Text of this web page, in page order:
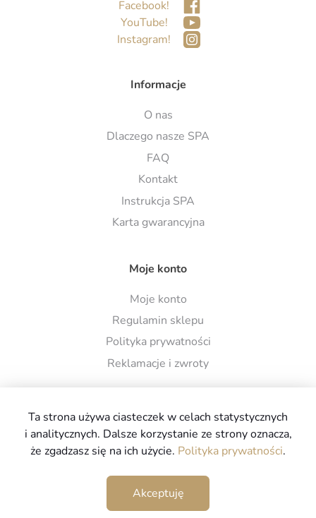
Facebook!
YouTube!
Instagram!
Informacje
O nas
Dlaczego nasze SPA
FAQ
Kontakt
Instrukcja SPA
Karta gwarancyjna
Moje konto
Moje konto
Regulamin sklepu
Polityka prywatności
Reklamacje i zwroty
Copyright © 2026www.spa-ogrodowe.com.plWszystkie
prawa zastrzeżone
Ta strona używa ciasteczek w celach statystycznych
i analitycznych. Dalsze korzystanie ze strony oznacza,
że zgadzasz się na ich użycie. Polityka prywatności.
Akceptuję